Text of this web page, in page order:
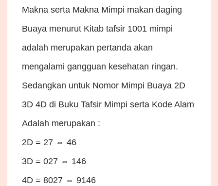
Makna serta Makna Mimpi makan daging
Buaya menurut Kitab tafsir 1001 mimpi
adalah merupakan pertanda akan
mengalami gangguan kesehatan ringan.
Sedangkan untuk Nomor Mimpi Buaya 2D
3D 4D di Buku Tafsir Mimpi serta Kode Alam
Adalah merupakan :
2D = 27 ⇔ 46
3D = 027 ⇔ 146
4D = 8027 ⇔ 9146